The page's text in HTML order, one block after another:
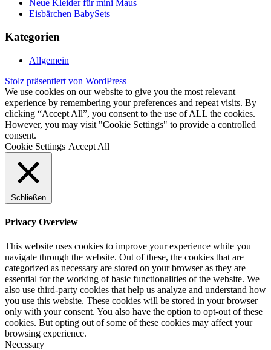
Neue Kleider für mini Maus
Eisbärchen BabySets
Kategorien
Allgemein
Stolz präsentiert von WordPress
We use cookies on our website to give you the most relevant
experience by remembering your preferences and repeat visits. By
clicking “Accept All”, you consent to the use of ALL the cookies.
However, you may visit "Cookie Settings" to provide a controlled
consent.
Cookie Settings Accept All
Schließen
Privacy Overview
This website uses cookies to improve your experience while you
navigate through the website. Out of these, the cookies that are
categorized as necessary are stored on your browser as they are
essential for the working of basic functionalities of the website. We
also use third-party cookies that help us analyze and understand how
you use this website. These cookies will be stored in your browser
only with your consent. You also have the option to opt-out of these
cookies. But opting out of some of these cookies may affect your
browsing experience.
Necessary